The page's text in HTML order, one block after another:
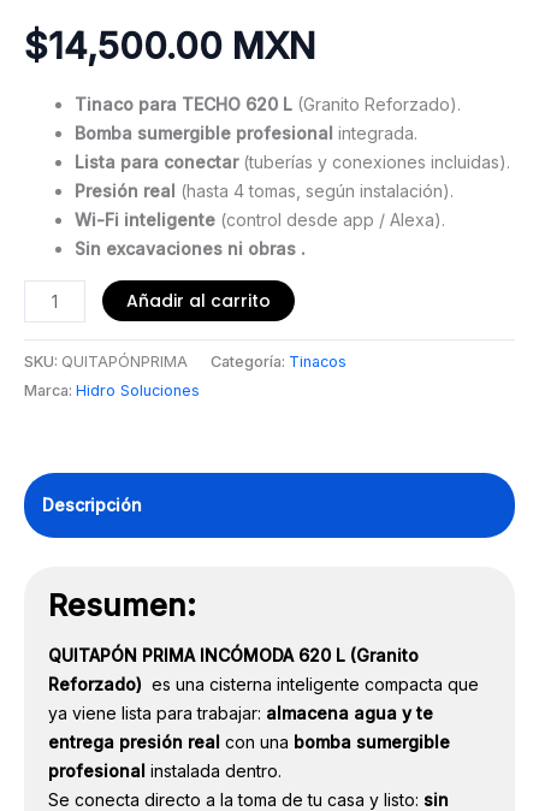
$14,500.00 MXN
Tinaco para TECHO 620 L (Granito Reforzado).
Bomba sumergible profesional integrada.
Lista para conectar(tuberías y conexiones incluidas).
Presión real (hasta 4 tomas, según instalación).
Wi-Fi inteligente (control desde app / Alexa).
Sin excavaciones ni obras .
Cisterna
Inteligente
cantidad
Añadir al carrito
SKU: QUITAPÓNPRIMA Categoría: Tinacos
Marca: Hidro Soluciones
Descripción
Resumen:
QUITAPÓN PRIMA INCÓMODA 620 L (Granito
Reforzado) es una cisterna inteligente compacta que
ya viene lista para trabajar: almacena agua y te
entrega presión real con una bomba sumergible
profesional instalada dentro.
Se conecta directo a la toma de tu casa y listo: sin